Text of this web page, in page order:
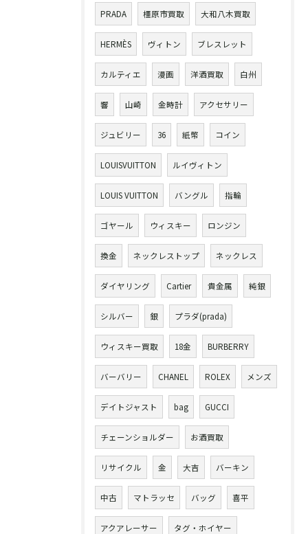
PRADA 橿原市買取 大和八木買取
HERMÈS ヴィトン ブレスレット
カルティエ 漫画 洋酒買取 白州
響 山崎 金時計 アクセサリー
ジュビリー 36 紙幣 コイン
LOUISVUITTON ルイヴィトン
LOUIS VUITTON バングル 指輪
ゴヤール ウィスキー ロンジン
換金 ネックレストップ ネックレス
ダイヤリング Cartier 貴金属 純銀
シルバー 銀 プラダ(prada)
ウィスキー買取 18金 BURBERRY
バーバリー CHANEL ROLEX メンズ
デイトジャスト bag GUCCI
チェーンショルダー お酒買取
リサイクル 金 大吉 バーキン
中古 マトラッセ バッグ 喜平
アクアレーサー タグ・ホイヤー